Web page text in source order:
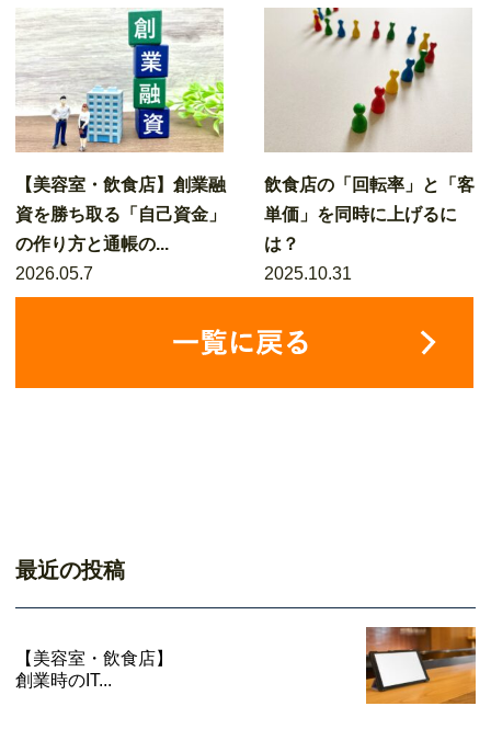
【美容室・飲食店】創業融
資を勝ち取る「自己資金」
の作り方と通帳の...
2026.05.7
飲食店の「回転率」と「客
単価」を同時に上げるに
は？
2025.10.31
最近の投稿
【美容室・飲食店】
創業時のIT...